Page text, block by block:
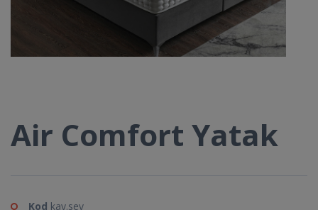
Air Comfort Yatak
Kod kay.sev